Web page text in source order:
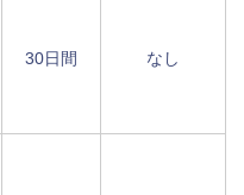
30日間 なし